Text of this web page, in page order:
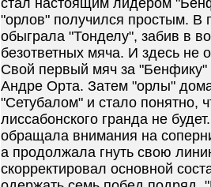
стал настоящим лидером
"орлов" получился простым. В
обыграла "Тонделу", забив в
безответных мяча. И здесь не
Свой первый мяч за "Бенфику"
Андре Орта. Затем "орлы"
"Сетубалом" и стало понятно,
лиссабонского гранда не
обращала внимания на
а продолжала гнуть свою
скорректировал основной